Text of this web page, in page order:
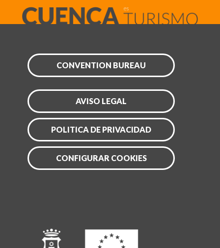
CONVENTION BUREAU
AVISO LEGAL
POLITICA DE PRIVACIDAD
CONFIGURAR COOKIES